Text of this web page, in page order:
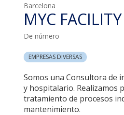
Barcelona
MYC
De número
EMPRESAS DIVERSAS
Somos una Consultora de
y hospitalario. Realizamos
tratamiento de procesos
mantenimiento.